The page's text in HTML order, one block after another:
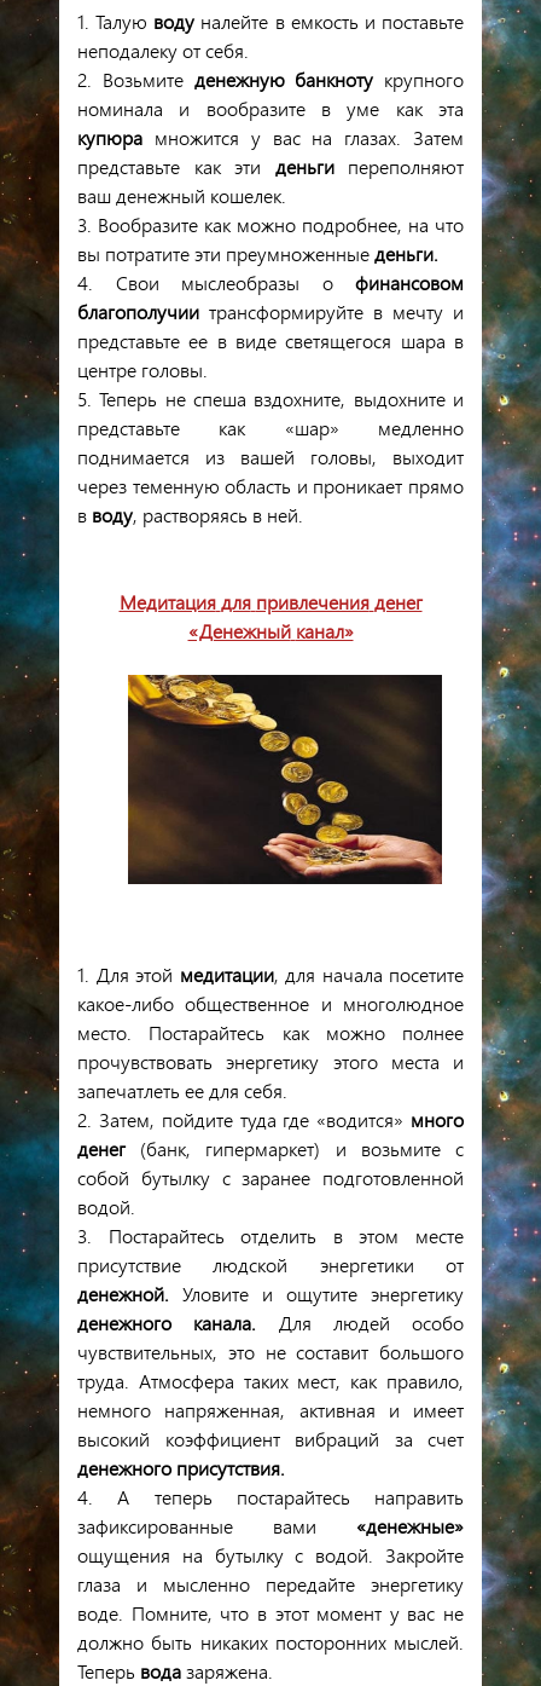
1. Талую воду налейте в емкость и поставьте
неподалекуотсебя.
2. Возьмите денежную банкноту крупного
номинала
и вообразите в уме как эта
купюра множится у вас на глазах.Затем
представьте как эти деньги переполняют
вашденежный кошелек.
3. Вообразите как можно подробнее, на что
вы потратитеэти преумноженныеденьги.
4. Свои мыслеобразы о
финансовом
благополучии трансформируйте в мечту и
представьте ее в виде светящегося шара в
центре головы.
5.Теперь не спеша вздохните, выдохните и
представьте
как «шар»
медленно
поднимается
из вашей головы, выходит
через теменную область и проникает прямо
в воду, растворяясь в ней.
Медитациядля привлеченияденег
«Денежный канал»
1. Для этой медитации, для начала посетите
какое-либо общественное и многолюдное
место. Постарайтесь как можно
полнее
прочувствовать энергетику этого места и
запечатлеть еедля себя.
2. Затем, пойдите туда где «водится» много
денег(банк, гипермаркет) и возьмите с
собой бутылку с заранее подготовленной
водой.
3. Постарайтесь отделить в этом
месте
присутствие
людской энергетики
от
денежной. Уловите и ощутите энергетику
денежного
канала. Для людей
особо
чувствительных, это не составит большого
труда. Атмосфера таких мест, как правило,
немного напряженная, активная и имеет
высокий
коэффициент вибраций за счет
денежного присутствия.
4.А теперь постарайтесь
направить
зафиксированные
вами
«денежные»
ощущения на бутылку с водой.Закройте
глаза
и мысленно передайте энергетику
воде. Помните, что в этот момент у вас не
должно быть никаких посторонних мыслей.
Теперь водазаряжена.